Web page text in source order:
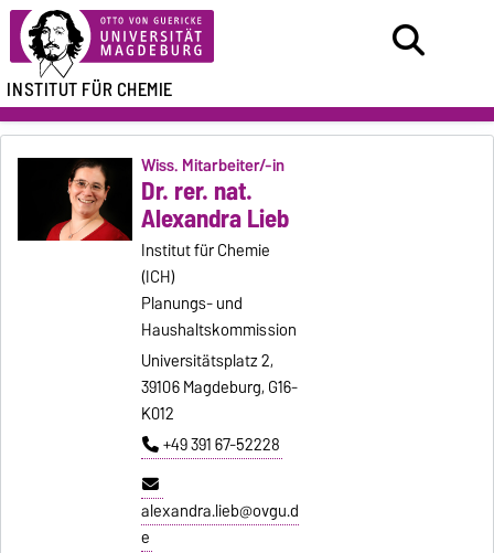
INSTITUT FÜR CHEMIE
Wiss. Mitarbeiter/-in
Dr. rer. nat.
Alexandra Lieb
Institut für Chemie
(ICH)
Planungs- und
Haushaltskommission
Universitätsplatz 2,
39106 Magdeburg, G16-
K012
+49 391 67-52228
alexandra.lieb@ovgu.d
e